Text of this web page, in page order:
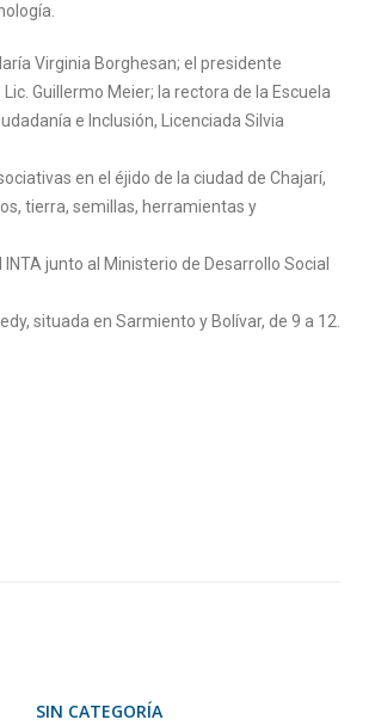
Virginia Borghesan; el presidente
Guillermo Meier; la rectora de la Escuela
e Inclusión, Licenciada Silvia
en el éjido de la ciudad de Chajarí,
tierra, semillas, herramientas y
junto al Ministerio de Desarrollo Social
situada en Sarmiento y Bolívar, de 9 a 12.
SIN CATEGORÍA